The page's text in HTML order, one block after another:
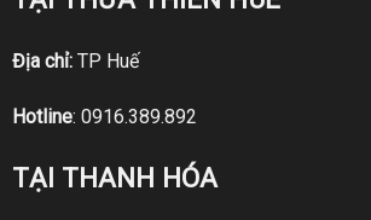
Địa chỉ:TP Huế
Hotline: 0916.389.892
TẠI THANH HÓA